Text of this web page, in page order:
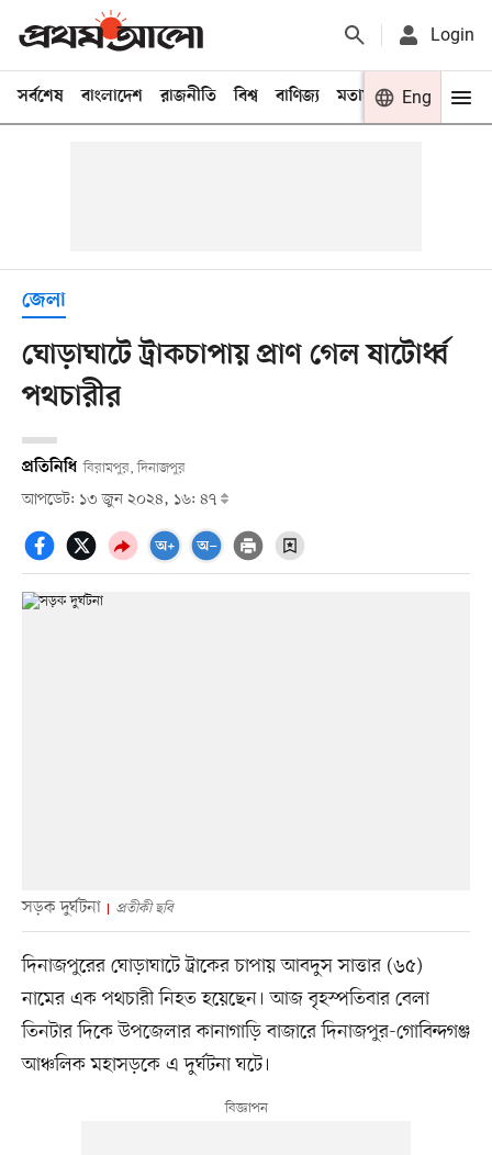
Login
সর্বশেষ বাংলাদেশ রাজনীতি বিশ্ব বাণিজ্য মতামত খেলা
Eng
জেলা
ঘোড়াঘাটে ট্রাকচাপায় প্রাণ গেল ষাটোর্ধ্ব
পথচারীর
প্রতিনিধি বিরামপুর, দিনাজপুর
আপডেট: ১৩ জুন ২০২৪, ১৬: ৪৭
সড়ক দুর্ঘটনা প্রতীকী ছবি
দিনাজপুরের ঘোড়াঘাটে ট্রাকের চাপায় আবদুস সাত্তার (৬৫)
নামের এক পথচারী নিহত হয়েছেন। আজ বৃহস্পতিবার বেলা
তিনটার দিকে উপজেলার কানাগাড়ি বাজারে দিনাজপুর-গোবিন্দগঞ্জ
আঞ্চলিক মহাসড়কে এ দুর্ঘটনা ঘটে।